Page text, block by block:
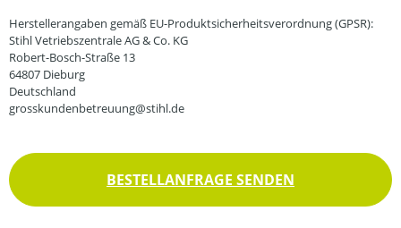
Herstellerangaben gemäß EU-Produktsicherheitsverordnung (GPSR):
Stihl Vetriebszentrale AG & Co. KG
Robert-Bosch-Straße 13
64807 Dieburg
Deutschland
grosskundenbetreuung@stihl.de
BESTELLANFRAGE SENDEN